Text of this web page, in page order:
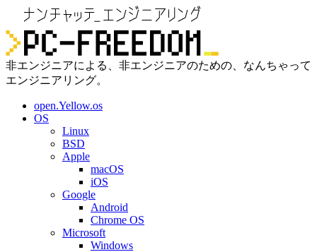
非エンジニアによる、非エンジニアのための、なんちゃって
エンジニアリング。
open.Yellow.os
OS
Linux
BSD
Apple
macOS
iOS
Google
Android
Chrome OS
Microsoft
Windows